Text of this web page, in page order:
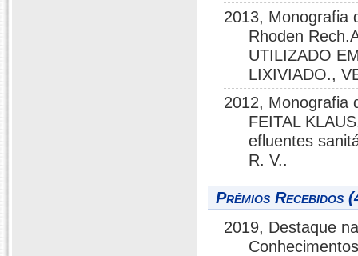
2013, Monografia
Rhoden
UTILIZADO
LIXIVIADO.,
2012, Monografia
FEITAL
efluentes
R. V..
Prêmios Recebidos
2019, Destaque